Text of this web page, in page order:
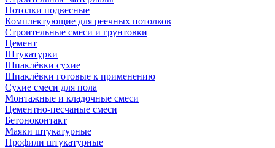
Потолки подвесные
Комплектующие для реечных потолков
Строительные смеси и грунтовки
Цемент
Штукатурки
Шпаклёвки сухие
Шпаклёвки готовые к применению
Сухие смеси для пола
Монтажные и кладочные смеси
Цементно-песчаные смеси
Бетоноконтакт
Маяки штукатурные
Профили штукатурные